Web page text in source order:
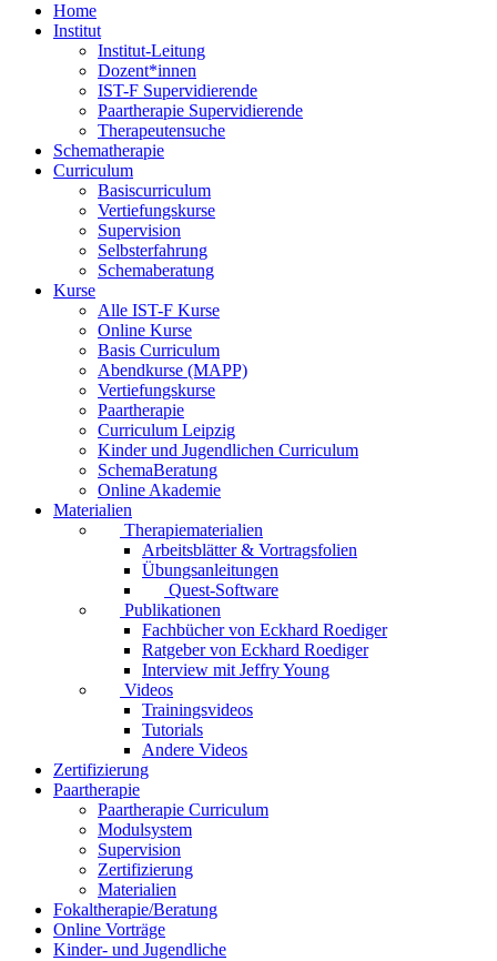
Home
Institut
Institut-Leitung
Dozent*innen
IST-F Supervidierende
Paartherapie Supervidierende
Therapeutensuche
Schematherapie
Curriculum
Basiscurriculum
Vertiefungskurse
Supervision
Selbsterfahrung
Schemaberatung
Kurse
Alle IST-F Kurse
Online Kurse
Basis Curriculum
Abendkurse (MAPP)
Vertiefungskurse
Paartherapie
Curriculum Leipzig
Kinder und Jugendlichen Curriculum
SchemaBeratung
Online Akademie
Materialien
Therapiematerialien
Arbeitsblätter & Vortragsfolien
Übungsanleitungen
Quest-Software
Publikationen
Fachbücher von Eckhard Roediger
Ratgeber von Eckhard Roediger
Interview mit Jeffry Young
Videos
Trainingsvideos
Tutorials
Andere Videos
Zertifizierung
Paartherapie
Paartherapie Curriculum
Modulsystem
Supervision
Zertifizierung
Materialien
Fokaltherapie/Beratung
Online Vorträge
Kinder- und Jugendliche